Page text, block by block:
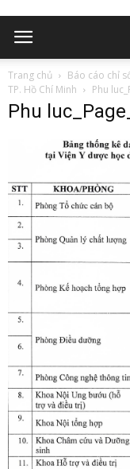
Trang chủ
Báo cáo chỉ
TP. Hồ Chí Minh
Phu
Phu